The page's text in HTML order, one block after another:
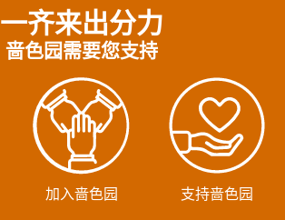
一齐来出分力
啬色园需要您支持
加入啬色园 支持啬色园